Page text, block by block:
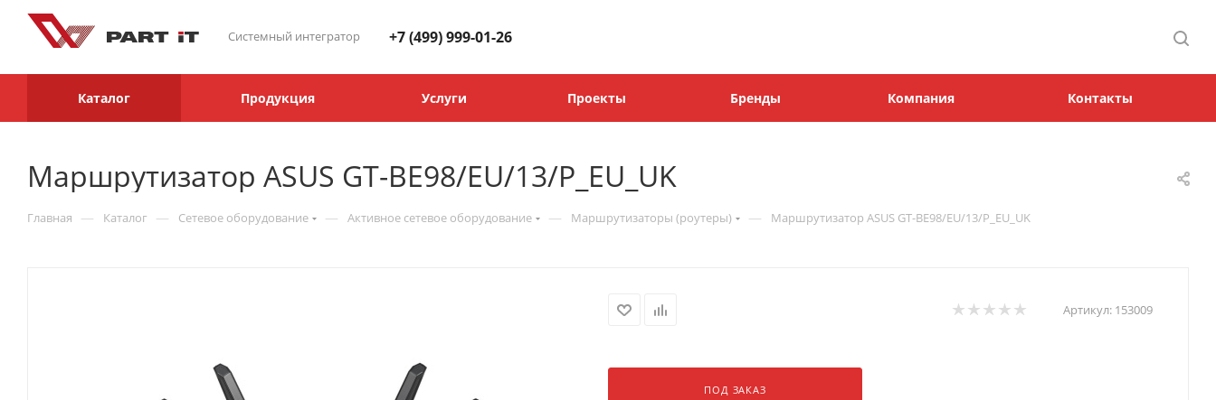
Системный интегратор +7 (499) 999-01-26
Каталог Продукция Услуги Проекты Бренды Компания Контакты
Маршрутизатор ASUS GT-BE98/EU/13/P_EU_UK
Главная — Каталог — Сетевое оборудование — Активное сетевое оборудование — Маршрутизаторы (роутеры) — Маршрутизатор ASUS GT-BE98/EU/13/P_EU_UK
Артикул: 153009
ПОД ЗАКАЗ